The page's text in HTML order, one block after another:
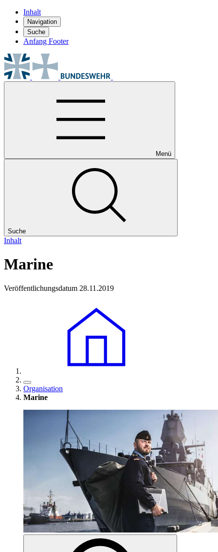
Inhalt
Navigation
Suche
Anfang Footer
Menü
Suche
Inhalt
Marine
Veröffentlichungsdatum 28.11.2019
Organisation
Marine